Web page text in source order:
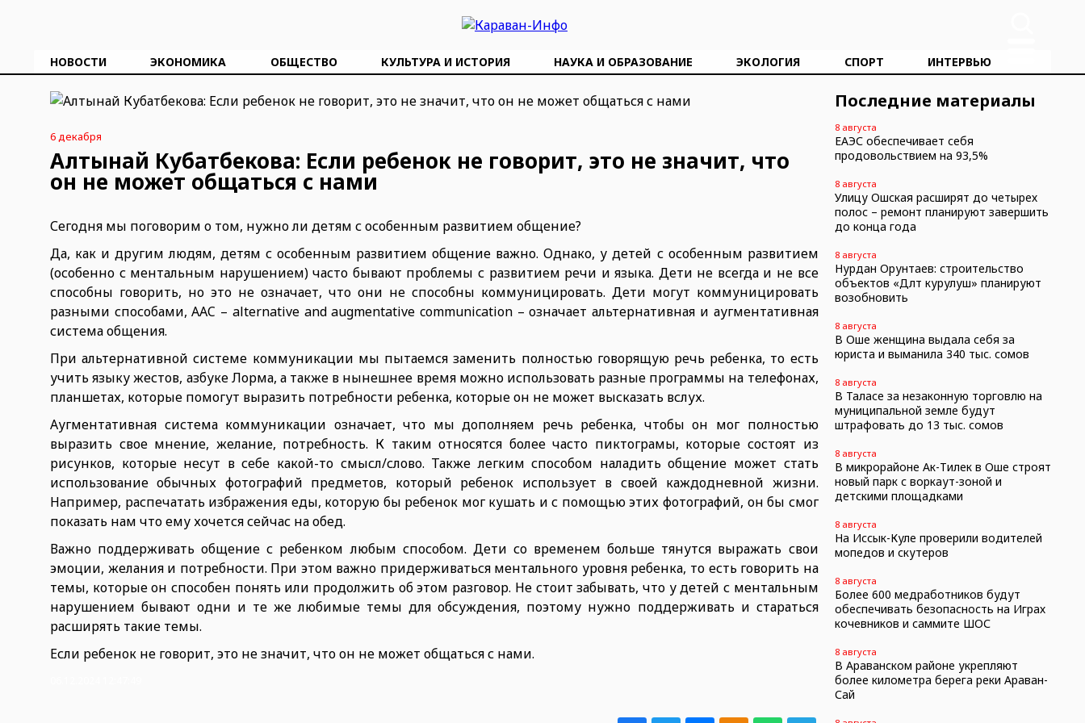
НОВОСТИ ЭКОНОМИКА ОБЩЕСТВО КУЛЬТУРА И ИСТОРИЯ НАУКА И ОБРАЗОВАНИЕ ЭКОЛОГИЯ СПОРТ ИНТЕРВЬЮ
6 декабря
Алтынай Кубатбекова: Если ребенок не говорит, это не значит, что
он не может общаться с нами
Сегодня мы поговорим о том, нужно ли детям с особенным развитием общение?
Да, как и другим людям, детям с особенным развитием общение важно. Однако, у детей с особенным развитием
(особенно с ментальным нарушением) часто бывают проблемы с развитием речи и языка. Дети не всегда и не все
способны говорить, но это не означает, что они не способны коммуницировать. Дети могут коммуницировать
разными способами, AAC – alternative and augmentative communication – означает альтернативная и аугментативная
система общения.
При альтернативной системе коммуникации мы пытаемся заменить полностью говорящую речь ребенка, то есть
учить языку жестов, азбуке Лорма, а также в нынешнее время можно использовать разные программы на телефонах,
планшетах, которые помогут выразить потребности ребенка, которые он не может высказать вслух.
Аугментативная система коммуникации означает, что мы дополняем речь ребенка, чтобы он мог полностью
выразить свое мнение, желание, потребность. К таким относятся более часто пиктограмы, которые состоят из
рисунков, которые несут в себе какой-то смысл/слово. Также легким способом наладить общение может стать
использование обычных фотографий предметов, который ребенок использует в своей каждодневной жизни.
Например, распечатать избражения еды, которую бы ребенок мог кушать и с помощью этих фотографий, он бы смог
показать нам что ему хочется сейчас на обед.
Важно поддерживать общение с ребенком любым способом. Дети со временем больше тянутся выражать свои
эмоции, желания и потребности. При этом важно придерживаться ментального уровня ребенка, то есть говорить на
темы, которые он способен понять или продолжить об этом разговор. Не стоит забывать, что у детей с ментальным
нарушением бывают одни и те же любимые темы для обсуждения, поэтому нужно поддерживать и стараться
расширять такие темы.
Если ребенок не говорит, это не значит, что он не может общаться с нами.
Последние материалы
8 августа
ЕАЭС обеспечивает себя
продовольствием на 93,5%
8 августа
Улицу Ошская расширят до четырех
полос – ремонт планируют завершить
до конца года
8 августа
Нурдан Орунтаев: строительство
объектов «Дөөлөт курулуш» планируют
возобновить
8 августа
В Оше женщина выдала себя за
юриста и выманила 340 тыс. сомов
8 августа
В Таласе за незаконную торговлю на
муниципальной земле будут
штрафовать до 13 тыс. сомов
8 августа
В микрорайоне Ак-Тилек в Оше строят
новый парк с воркаут-зоной и
детскими площадками
8 августа
На Иссык-Куле проверили водителей
мопедов и скутеров
8 августа
Более 600 медработников будут
обеспечивать безопасность на Играх
кочевников и саммите ШОС
8 августа
В Араванском районе укрепляют
более километра берега реки Араван-
Сай